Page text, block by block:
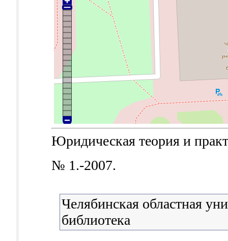
Юридическая теория и
№ 1.-2007.
Челябинская областная
библиотека